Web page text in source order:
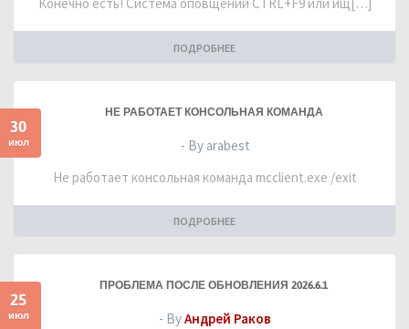
Конечно есть! Система оповщений CTRL+F9 или ищ[…]
ПОДРОБНЕЕ
30
июл
НЕ РАБОТАЕТ КОНСОЛЬНАЯ КОМАНДА
- By arabest
Не работает консольная команда mcclient.exe /exit
ПОДРОБНЕЕ
25
июл
ПРОБЛЕМА ПОСЛЕ ОБНОВЛЕНИЯ 2026.6.1
- ByАндрей Раков